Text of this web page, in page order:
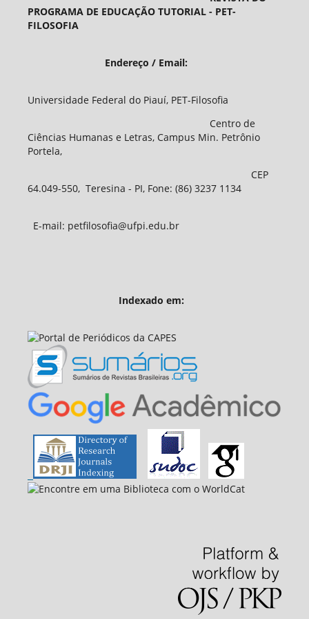
PROGRAMA DE EDUCAÇÃO TUTORIAL - PET-
FILOSOFIA
Endereço / Email:
Universidade Federal do Piauí, PET-Filosofia
Centro de
Ciências Humanas e Letras, Campus Min. Petrônio
Portela,
CEP
64.049-550, Teresina - PI, Fone: (86) 3237 1134
E-mail: petfilosofia@ufpi.edu.br
Indexado em: